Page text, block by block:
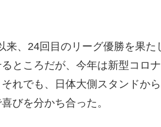
、24回目のリーグ優勝を果た
ところだが、今年は新型コロ
れでも、日体大側スタンドか
びを分かち合った。